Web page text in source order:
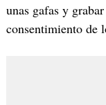
unas gafas y
consentimiento de